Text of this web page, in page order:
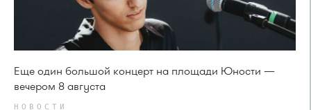
Еще один большой концерт на площади Юности —
вечером 8 августа
НОВОСТИ